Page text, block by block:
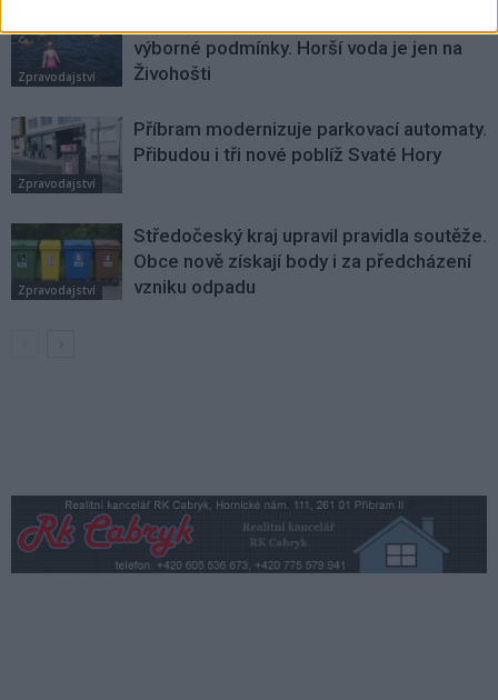
Zpravodajství
výborné podmínky. Horší voda je jen na
Živohošti
Zpravodajství
Příbram modernizuje parkovací automaty.
Přibudou i tři nové poblíž Svaté Hory
Zpravodajství
Středočeský kraj upravil pravidla soutěže.
Obce nově získají body i za předcházení
vzniku odpadu